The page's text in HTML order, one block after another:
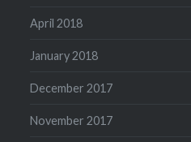
April 2018
January 2018
December 2017
November 2017